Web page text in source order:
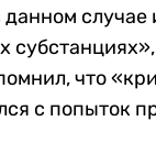
случае
что
с попыток